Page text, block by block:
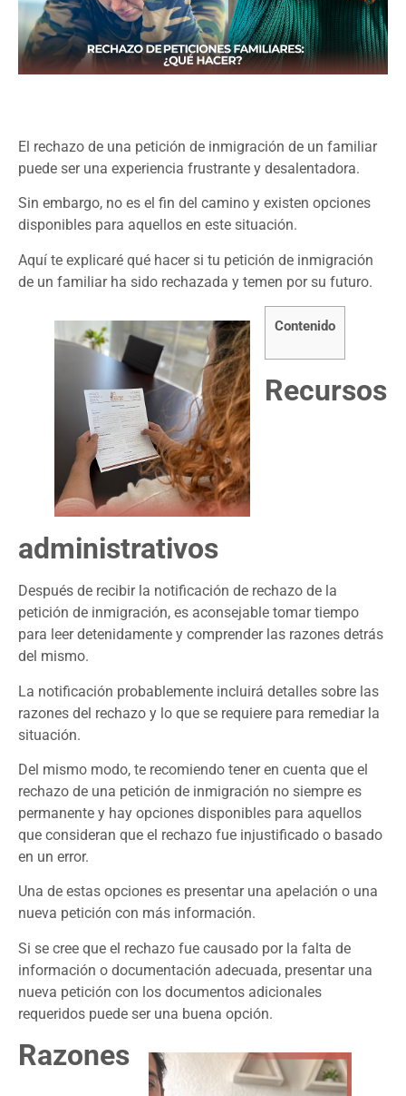
El rechazo de una petición de inmigración de un familiar
puede ser una experiencia frustrante y desalentadora.
Sin embargo, no es el fin del camino y existen opciones
disponibles para aquellos en este situación.
Aquí te explicaré qué hacer si tu petición de inmigración
de un familiar ha sido rechazada y temen por su futuro.
Contenido
Recursos
administrativos
Después de recibir la notificación de rechazo de la
petición de inmigración, es aconsejable tomar tiempo
para leer detenidamente y comprender las razones detrás
del mismo.
La notificación probablemente incluirá detalles sobre las
razones del rechazo y lo que se requiere para remediar la
situación.
Del mismo modo, te recomiendo tener en cuenta que el
rechazo de una petición de inmigración no siempre es
permanente y hay opciones disponibles para aquellos
que consideran que el rechazo fue injustificado o basado
en un error.
Una de estas opciones es presentar una apelación o una
nueva petición con más información.
Si se cree que el rechazo fue causado por la falta de
información o documentación adecuada, presentar una
nueva petición con los documentos adicionales
requeridos puede ser una buena opción.
Razones